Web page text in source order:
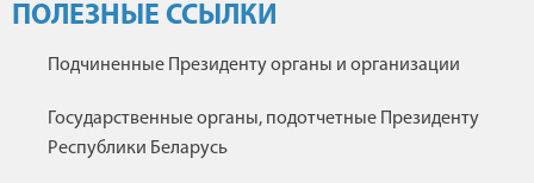
ПОЛЕЗНЫЕ ССЫЛКИ
Подчиненные Президенту органы и организации
Государственные органы, подотчетные Президенту
Республики Беларусь